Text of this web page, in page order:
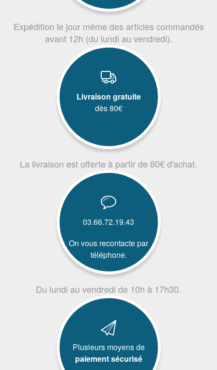
Expédition le jour même des articles commandés
avant 12h (du lundi au vendredi).
Livraison gratuite
dès 80€
La livraison est offerte à partir de 80€ d'achat.
03.66.72.19.43
On vous recontacte par
téléphone.
Du lundi au vendredi de 10h à 17h30.
Plusieurs moyens de
paiement sécurisé